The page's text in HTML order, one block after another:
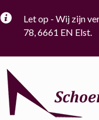
Let op - Wij zijn
78, 6661 EN Elst.